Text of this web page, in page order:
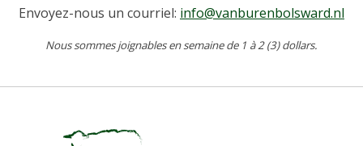
Envoyez-nous un courriel: info@vanburenbolsward.nl
Nous sommes joignables en semaine de 1 à 2 (3) dollars.